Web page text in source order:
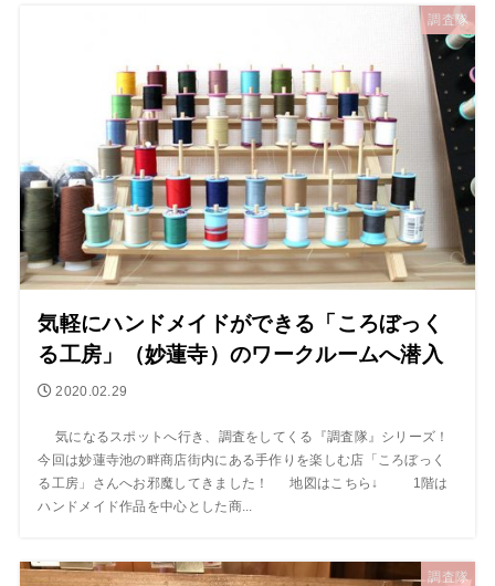
調査隊
気軽にハンドメイドができる「ころぼっく
る工房」（妙蓮寺）のワークルームへ潜入
2020.02.29
気になるスポットへ行き、調査をしてくる『調査隊』シリーズ！
今回は妙蓮寺池の畔商店街内にある手作りを楽しむ店「ころぼっく
る工房」さんへお邪魔してきました！ 地図はこちら↓ 1階は
ハンドメイド作品を中心とした商...
調査隊